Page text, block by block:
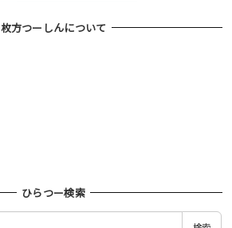
枚方つーしんについて
ひらつー検索